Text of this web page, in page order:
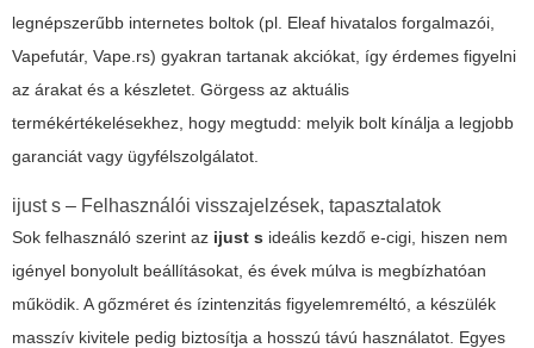
legnépszerűbb internetes boltok (pl. Eleaf hivatalos forgalmazói,
Vapefutár, Vape.rs) gyakran tartanak akciókat, így érdemes figyelni
az árakat és a készletet. Görgess az aktuális
termékértékelésekhez, hogy megtudd: melyik bolt kínálja a legjobb
garanciát vagy ügyfélszolgálatot.
ijust s – Felhasználói visszajelzések, tapasztalatok
Sok felhasználó szerint az ijust s ideális kezdő e-cigi, hiszen nem
igényel bonyolult beállításokat, és évek múlva is megbízhatóan
működik. A gőzméret és ízintenzitás figyelemreméltó, a készülék
masszív kivitele pedig biztosítja a hosszú távú használatot. Egyes